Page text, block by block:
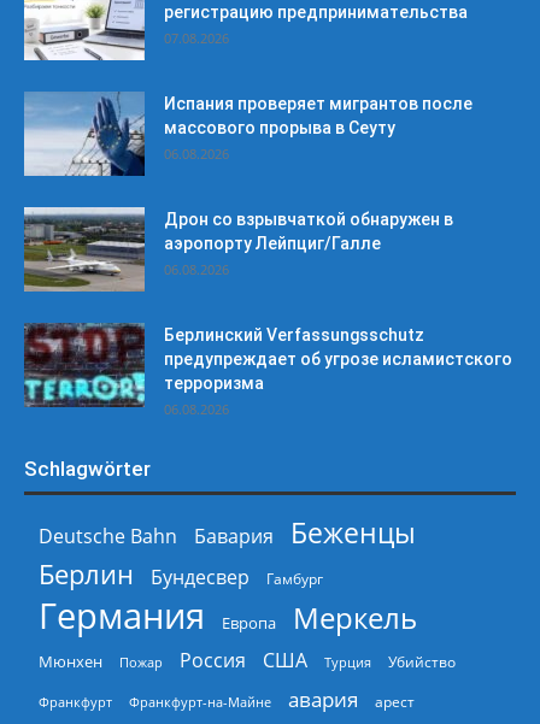
регистрацию предпринимательства
07.08.2026
Испания проверяет мигрантов после
массового прорыва в Сеуту
06.08.2026
Дрон со взрывчаткой обнаружен в
аэропорту Лейпциг/Галле
06.08.2026
Берлинский Verfassungsschutz
предупреждает об угрозе исламистского
терроризма
06.08.2026
Schlagwörter
Deutsche Bahn Бавария
Беженцы
Берлин
Бундесвер Гамбург
Германия Европа Меркель
Мюнхен Пожар Россия США Турция Убийство
Франкфурт Франкфурт-на-Майне авария арест